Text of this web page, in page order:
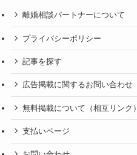
離婚相談パートナーについて
プライバシーポリシー
記事を探す
広告掲載に関するお問い合わせ
無料掲載について（相互リンク）
支払いページ